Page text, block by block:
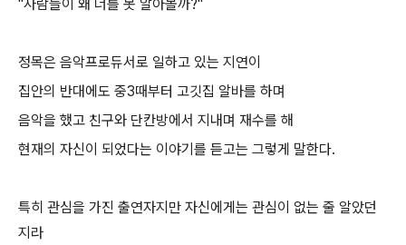
"사람들이 왜 너를 못 알아볼까?"
정목은 음악프로듀서로 일하고 있는 지연이
집안의 반대에도 중3때부터 고깃집 알바를 하며
음악을 했고 친구와 단칸방에서 지내며 재수를 해
현재의 자신이 되었다는 이야기를 듣고는 그렇게 말한다.
특히 관심을 가진 출연자지만 자신에게는 관심이 없는 줄 알았던
지라